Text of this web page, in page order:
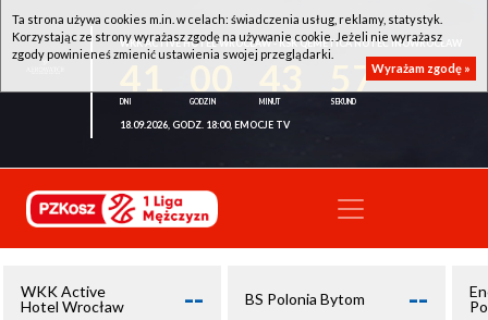
WKK ACTIVE HOTEL WROCŁAW - KSK QEMETICA NOTEĆ INOWROCŁAW
57
18.09.2026, GODZ. 18:00, EMOCJE TV
WKK Active
Hotel Wrocław
-- BS Polonia Bytom --
Ta strona używa cookies m.in. w celach: świadczenia usług, reklamy, statystyk.
Korzystając ze strony wyrażasz zgodę na używanie cookie. Jeżeli nie wyrażasz
zgody powinieneś zmienić ustawienia swojej przeglądarki.
Wyrażam zgodę »